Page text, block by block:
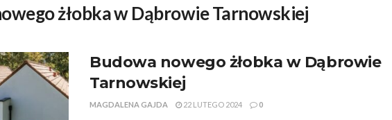
żłobka w Dąbrowie Tarnowskiej
Budowa nowego żłobka w Dąbrowie
Tarnowskiej
MAGDALENA GAJDA 22 LUTEGO 2024 0